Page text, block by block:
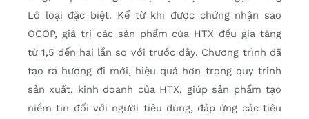
Lô loại đặc biệt. Kể từ khi được chứng nhận sao
OCOP, giá trị các sản phẩm của HTX đều gia tăng
từ 1,5 đến hai lần so với trước đây. Chương trình đã
tạo ra hướng đi mới, hiệu quả hơn trong quy trình
sản xuất, kinh doanh của HTX, giúp sản phẩm tạo
niềm tin đối với người tiêu dùng, đáp ứng các tiêu